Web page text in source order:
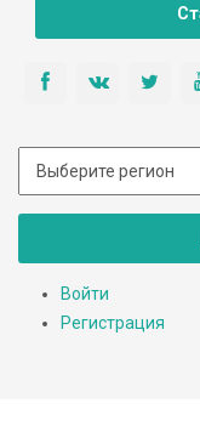
Войти
Регистрация